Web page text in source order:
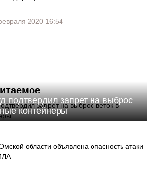
2020 16:54
подтвердил запрет на выброс
контейнеры
области объявлена опасность атаки